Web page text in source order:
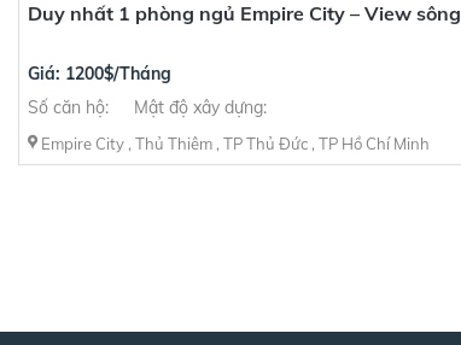
Duy nhất 1 phòng ngủ Empire City – View sông
Giá: 1200$/Tháng
Số căn hộ:
Mật độ xây dựng:
Empire City , Thủ Thiêm , TP Thủ Đức , TP Hồ Chí Minh